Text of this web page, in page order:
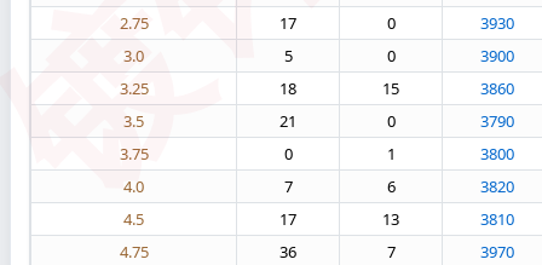
2.75
17 0
3930
3.0
5 0
3900
3.25
18 15
3860
3.5
21 0
3790
3.75
0 1
3800
4.0
7 6
3820
4.5
17 13
3810
4.75
36 7
3970